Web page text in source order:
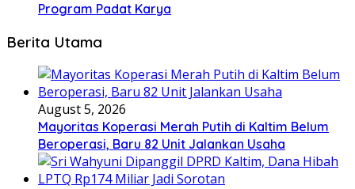
Program Padat Karya
Berita Utama
August 5, 2026
Mayoritas Koperasi Merah Putih di Kaltim Belum
Beroperasi, Baru 82 Unit Jalankan Usaha